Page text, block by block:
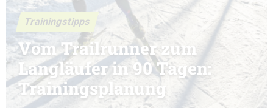
Trainingstipps
Vom Trailrunner zum
Langläufer in 90 Tagen:
Trainingsplanung